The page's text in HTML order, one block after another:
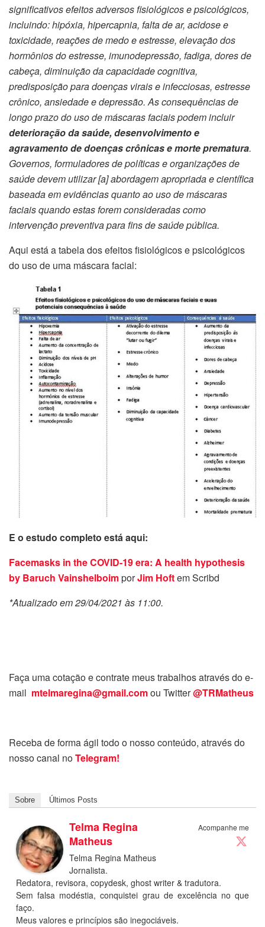
significativos efeitos adversos fisiológicos e psicológicos,
incluindo: hipóxia, hipercapnia, falta de ar, acidose e
toxicidade, reações de medo e estresse, elevação dos
hormônios do estresse, imunodepressão, fadiga, dores de
cabeça, diminuição da capacidade cognitiva,
predisposição para doenças virais e infecciosas, estresse
crônico, ansiedade e depressão. As consequências de
longo prazo do uso de máscaras faciais podem incluir
deterioração da saúde, desenvolvimento e
agravamento de doenças crônicas e morte prematura.
Governos, formuladores de políticas e organizações de
saúde devem utilizar [a] abordagem apropriada e científica
baseada em evidências quanto ao uso de máscaras
faciais quando estas forem consideradas como
intervenção preventiva para fins de saúde pública.
Aqui está a tabela dos efeitos fisiológicos e psicológicos
do uso de uma máscara facial:
E o estudo completo está aqui:
Facemasks in the COVID-19 era: A health hypothesis
by Baruch VainshelboimporJim Hoftem Scribd
*Atualizado em 29/04/2021 às 11:00.
Faça uma cotação e contrate meus trabalhos através do e-
mail mtelmaregina@gmail.comou Twitter@TRMatheus
Receba de forma ágil todo o nosso conteúdo, através do
nosso canal noTelegram!
Sobre Últimos Posts
Acompanhe me
Telma Regina
Matheus
Telma Regina Matheus
Jornalista.
Redatora, revisora, copydesk, ghost writer & tradutora.
Sem falsa modéstia, conquistei grau de excelência no que
faço.
Meus valores e princípios são inegociáveis.